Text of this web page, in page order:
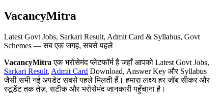
VacancyMitra
Latest Govt Jobs, Sarkari Result, Admit Card & Syllabus, Govt
Schemes — सब एक जगह, सबसे पहले
VacancyMitra एक भरोसेमंद प्लेटफॉर्म है जहाँ आपको Latest Govt Jobs,
Sarkari Result, Admit Card Download, Answer Key और Syllabus
जैसी सभी नई अपडेट सबसे पहले मिलती हैं। हमारा लक्ष्य हर जॉब सीकर और
स्टूडेंट तक तेज़, सटीक और भरोसेमंद जानकारी पहुँचाना है।